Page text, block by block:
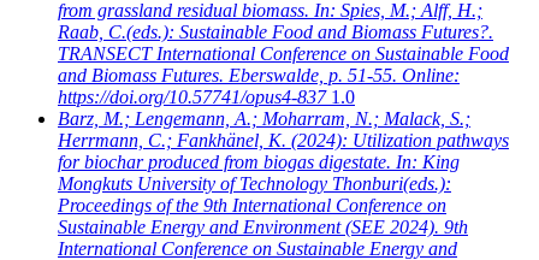
from grassland residual biomass. In: Spies, M.; Alff, H.;
Raab, C.(eds.): Sustainable Food and Biomass Futures?.
TRANSECT International Conference on Sustainable Food
and Biomass Futures. Eberswalde, p. 51-55. Online:
https://doi.org/10.57741/opus4-837 1.0
Barz, M.; Lengemann, A.; Moharram, N.; Malack, S.;
Herrmann, C.; Fankhänel, K. (2024): Utilization pathways
for biochar produced from biogas digestate. In: King
Mongkuts University of Technology Thonburi(eds.):
Proceedings of the 9th International Conference on
Sustainable Energy and Environment (SEE 2024). 9th
International Conference on Sustainable Energy and